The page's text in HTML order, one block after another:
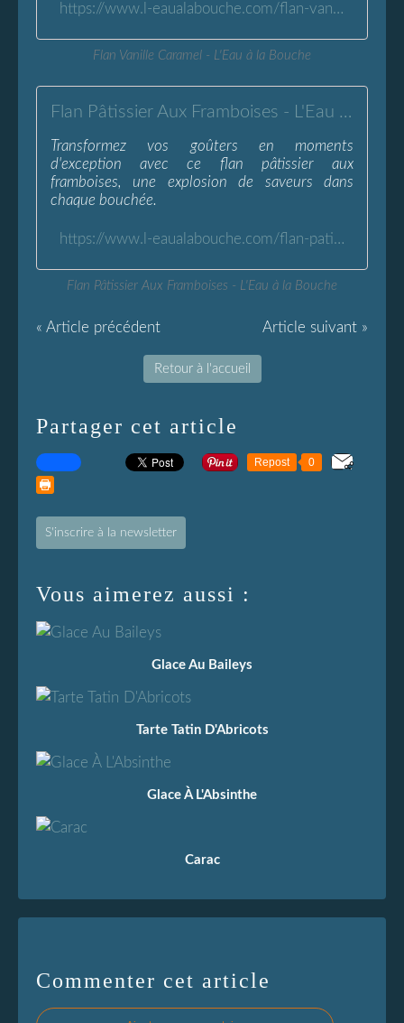
https://www.l-eaualabouche.com/flan-vanille-caramel.html
Flan Vanille Caramel - L'Eau à la Bouche
Flan Pâtissier Aux Framboises - L'Eau à la Bouche
Transformez vos goûters en moments
d'exception avec ce flan pâtissier aux
framboises, une explosion de saveurs dans
chaque bouchée.
https://www.l-eaualabouche.com/flan-patissier-aux-framboises.html
Flan Pâtissier Aux Framboises - L'Eau à la Bouche
« Article précédent Article suivant »
Retour à l'accueil
Partager cet article
Repost 0
S'inscrire à la newsletter
Vous aimerez aussi :
Glace Au Baileys
Tarte Tatin D'Abricots
Glace À L'Absinthe
Carac
Commenter cet article